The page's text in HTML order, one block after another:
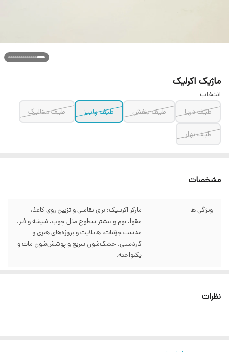
ماژیک اکرلیک
انتخاب
طیف دریا
طیف بنفش طیف پاییز طیف متالیک
طیف بهار
مشخصات
ویژگی ها
مارکر اکریلیک: برای نقاشی و تزیین روی کاغذ،
مقوا، بوم و بیشتر سطوح مثل چوب، شیشه و فلز.
مناسب جزئیات، هایلایت و پروژه‌های هنری و
کاردستی. خشک‌شون سریع و پوشش‌شون مات و
یکنواخته.
نظرات